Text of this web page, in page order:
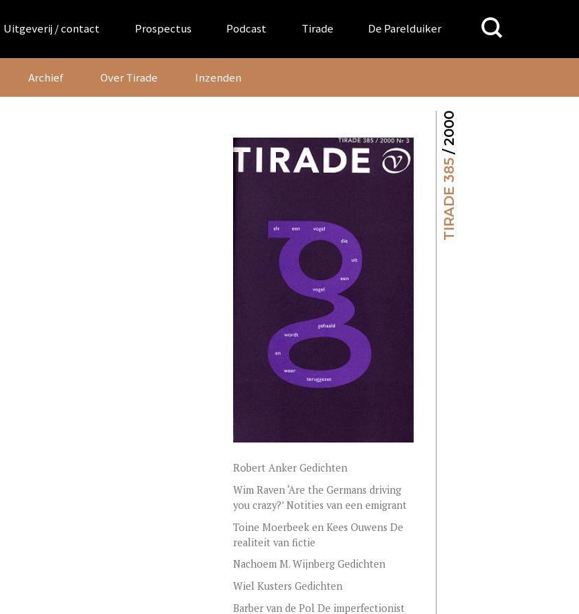
Uitgeverij / contact Prospectus Podcast Tirade De Parelduiker
Search
for:
Archief Over Tirade Inzenden
TIRADE 385
/ 2000
Robert Anker Gedichten
Wim Raven ‘Are the Germans driving
you crazy?’ Notities van een emigrant
Toine Moerbeek en Kees Ouwens De
realiteit van fictie
Nachoem M. Wijnberg Gedichten
Wiel Kusters Gedichten
Barber van de Pol De imperfectionist